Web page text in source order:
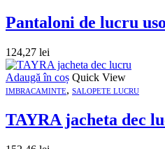
Pantaloni de lucru
124,27 lei
Adaugă în coș Quick View
IMBRACAMINTE, SALOPETE LUCRU
TAYRA jacheta dec